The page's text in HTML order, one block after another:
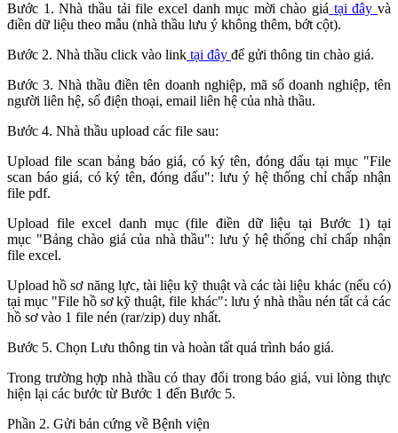
Bước 1. Nhà thầu tải file excel danh mục mời chào giá tại đây và
điền dữ liệu theo mẫu (nhà thầu lưu ý không thêm, bớt cột).
Bước 2. Nhà thầu click vào link tại đây để gửi thông tin chào giá.
Bước 3. Nhà thầu điền tên doanh nghiệp, mã số doanh nghiệp, tên
người liên hệ, số điện thoại, email liên hệ của nhà thầu.
Bước 4. Nhà thầu upload các file sau:
Upload file scan bảng báo giá, có ký tên, đóng dấu tại mục "File
scan báo giá, có ký tên, đóng dấu": lưu ý hệ thống chỉ chấp nhận
file pdf.
Upload file excel danh mục (file điền dữ liệu tại Bước 1) tại
mục "Bảng chào giá của nhà thầu": lưu ý hệ thống chỉ chấp nhận
file excel.
Upload hồ sơ năng lực, tài liệu kỹ thuật và các tài liệu khác (nếu có)
tại mục "File hồ sơ kỹ thuật, file khác": lưu ý nhà thầu nén tất cả các
hồ sơ vào 1 file nén (rar/zip) duy nhất.
Bước 5. Chọn Lưu thông tin và hoàn tất quá trình báo giá.
Trong trường hợp nhà thầu có thay đổi trong báo giá, vui lòng thực
hiện lại các bước từ Bước 1 đến Bước 5.
Phần 2. Gửi bản cứng về Bệnh viện